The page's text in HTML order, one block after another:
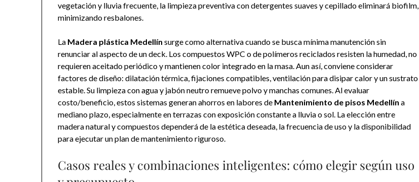
vegetación y lluvia frecuente, la limpieza preventiva con detergentes suaves y cepillado eliminará biofilm,
minimizando resbalones.
La Madera plástica Medellín surge como alternativa cuando se busca mínima manutención sin
renunciar al aspecto de un deck. Los compuestos WPC o de polímeros reciclados resisten la humedad, no
requieren aceitado periódico y mantienen color integrado en la masa. Aun así, conviene considerar
factores de diseño: dilatación térmica, fijaciones compatibles, ventilación para disipar calor y un sustrato
estable. Su limpieza con agua y jabón neutro remueve polvo y manchas comunes. Al evaluar
costo/beneficio, estos sistemas generan ahorros en labores de Mantenimiento de pisos Medellín a
mediano plazo, especialmente en terrazas con exposición constante a lluvia o sol. La elección entre
madera natural y compuestos dependerá de la estética deseada, la frecuencia de uso y la disponibilidad
para ejecutar un plan de mantenimiento riguroso.
Casos reales y combinaciones inteligentes: cómo elegir según uso